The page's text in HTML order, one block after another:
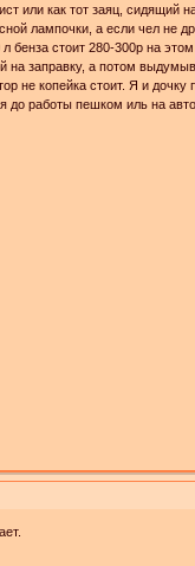
или как тот заяц, сидящий
лампочки, а если чел не
бенза стоит 280-300р на
заправку, а потом
не копейка стоит. Я и
до работы пешком иль на